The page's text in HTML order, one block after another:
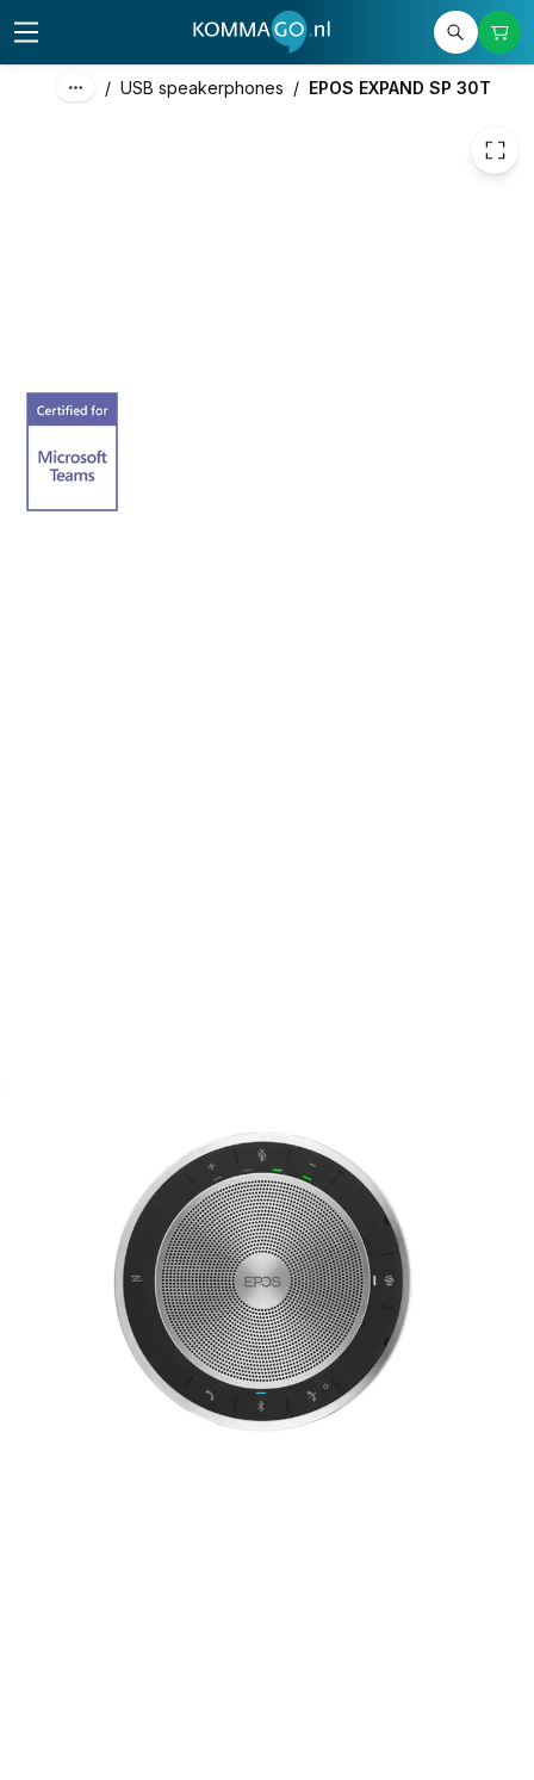
/ USB speakerphones / EPOS EXPAND SP 30T
excl. btw